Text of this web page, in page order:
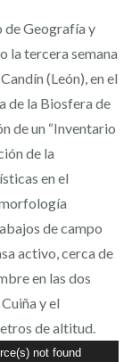
de Geografía y
la tercera semana
(León), en el
de la Biosfera de
de un “Inventario
de la
en el
de campo
activo, cerca de
en las dos
y el
de altitud.
not found